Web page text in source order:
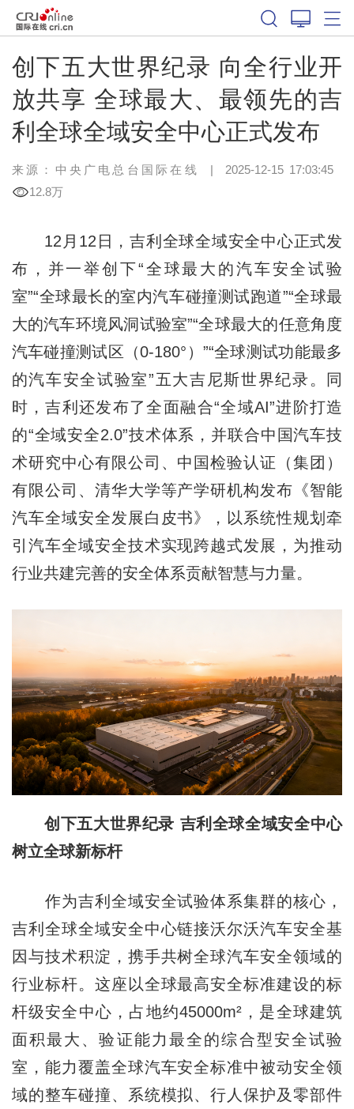
创下五大世界纪录 向全行业开
放共享 全球最大、最领先的吉
利全球全域安全中心正式发布
来源：中央广电总台国际在线 | 2025-12-15 17:03:45
12.8万
12月12日，吉利全球全域安全中心正式发
布，并一举创下“全球最大的汽车安全试验
室”“全球最长的室内汽车碰撞测试跑道”“全球最
大的汽车环境风洞试验室”“全球最大的任意角度
汽车碰撞测试区（0-180°）”“全球测试功能最多
的汽车安全试验室”五大吉尼斯世界纪录。同
时，吉利还发布了全面融合“全域AI”进阶打造
的“全域安全2.0”技术体系，并联合中国汽车技
术研究中心有限公司、中国检验认证（集团）
有限公司、清华大学等产学研机构发布《智能
汽车全域安全发展白皮书》，以系统性规划牵
引汽车全域安全技术实现跨越式发展，为推动
行业共建完善的安全体系贡献智慧与力量。
创下五大世界纪录 吉利 全球全域安全中心
树立全球新标杆
作为吉利全域安全试验体系集群的核心，
吉利全球全域安全中心链接沃尔沃汽车安全基
因与技术积淀，携手共树全球汽车安全领域的
行业标杆。这座以全球最高安全标准建设的标
杆级安全中心，占地约45000m²，是全球建筑
面积最大、验证能力最全的综合型安全试验
室，能力覆盖全球汽车安全标准中被动安全领
域的整车碰撞、系统模拟、行人保护及零部件